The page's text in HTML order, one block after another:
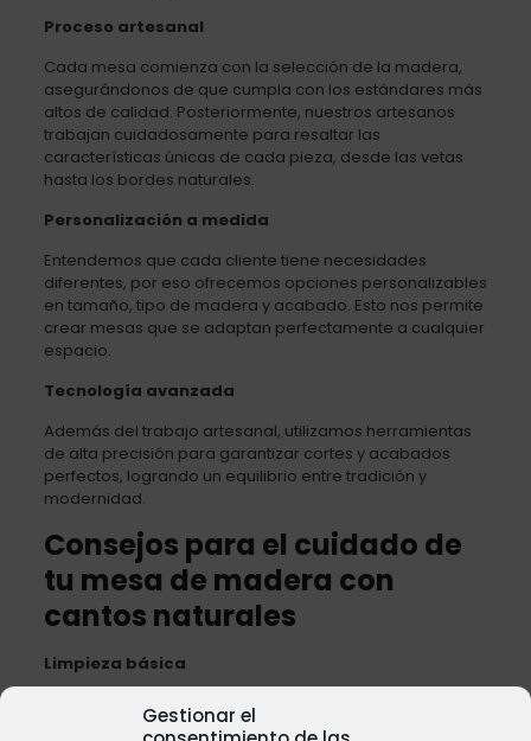
Gestionar el
Proceso artesanal
Cada mesa comienza con la selección de la madera,
asegurándonos de que cumpla con los estándares más
altos de calidad. Posteriormente, nuestros artesanos
trabajan cuidadosamente para resaltar las
características únicas de cada pieza, desde las vetas
hasta los bordes naturales.
Personalización a medida
Entendemos que cada cliente tiene necesidades
diferentes, por eso ofrecemos opciones personalizables
en tamaño, tipo de madera y acabado. Esto nos permite
crear mesas que se adaptan perfectamente a cualquier
espacio.
Tecnología avanzada
Además del trabajo artesanal, utilizamos herramientas
de alta precisión para garantizar cortes y acabados
perfectos, logrando un equilibrio entre tradición y
modernidad.
Consejos para el cuidado de
tu mesa de madera con
cantos naturales
Limpieza básica
Usa un paño suave y húmedo para eliminar el polvo.